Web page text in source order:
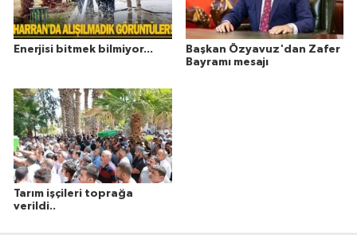
Enerjisi bitmek bilmiyor...
Başkan Özyavuz'dan Zafer
Bayramı mesajı
Tarım işçileri toprağa
verildi..